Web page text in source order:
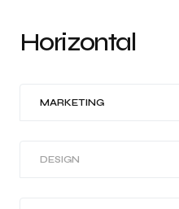
Horizontal
MARKETING
DESIGN